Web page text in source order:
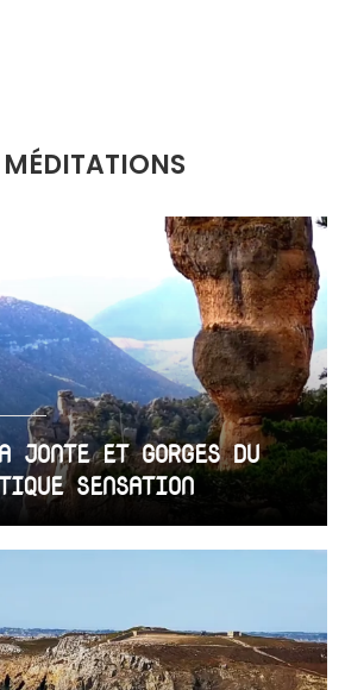
MÉDITATIONS
JONTE ET GORGES DU
SENSATION